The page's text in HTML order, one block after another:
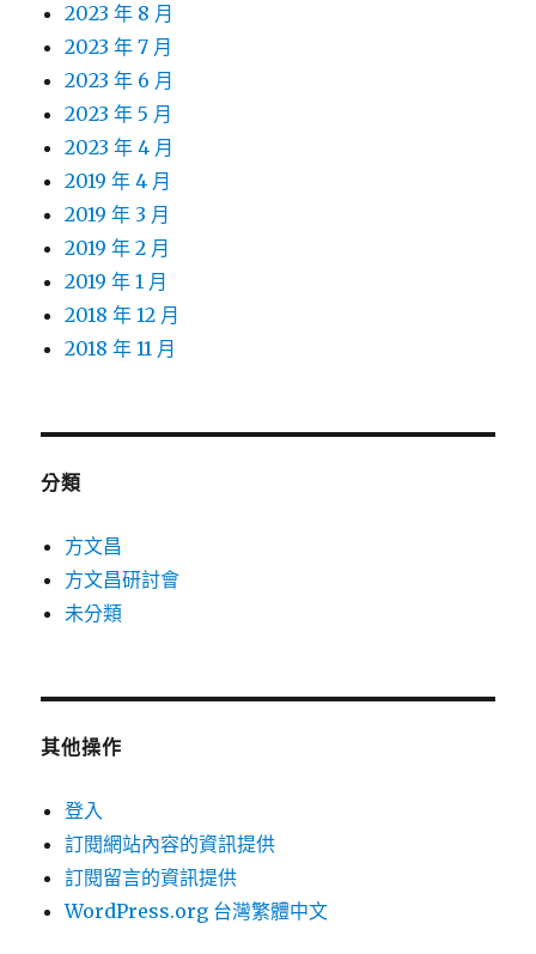
2023 年 8 月
2023 年 7 月
2023 年 6 月
2023 年 5 月
2023 年 4 月
2019 年 4 月
2019 年 3 月
2019 年 2 月
2019 年 1 月
2018 年 12 月
2018 年 11 月
分類
方文昌
方文昌研討會
未分類
其他操作
登入
訂閱網站內容的資訊提供
訂閱留言的資訊提供
WordPress.org 台灣繁體中文